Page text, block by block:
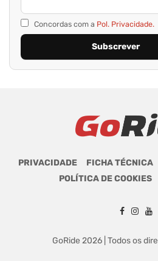
Concordas com a Pol. Privacidade.
PRIVACIDADE FICHA TÉCNICA
POLÍTICA DE COOKIES
GoRide 2026 | Todos os